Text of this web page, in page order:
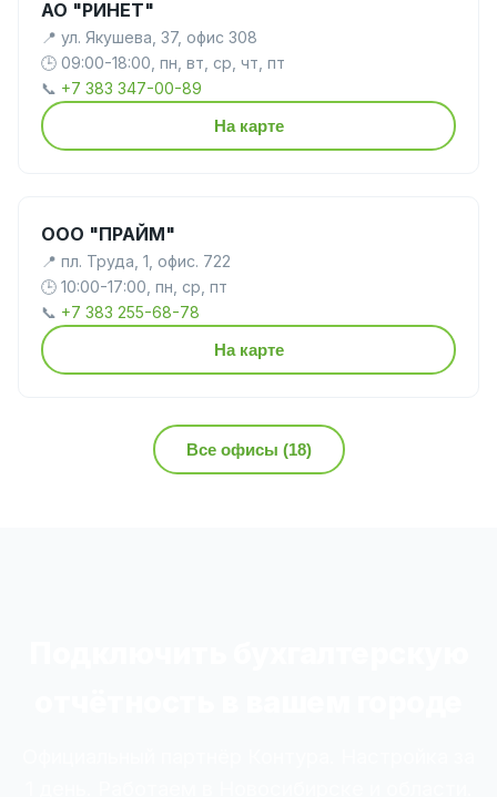
АО "РИНЕТ"
📍 ул. Якушева, 37, офис 308
🕒 09:00-18:00, пн, вт, ср, чт, пт
📞 +7 383 347-00-89
На карте
ООО "ПРАЙМ"
📍 пл. Труда, 1, офис. 722
🕒 10:00-17:00, пн, ср, пт
📞 +7 383 255-68-78
На карте
Все офисы (18)